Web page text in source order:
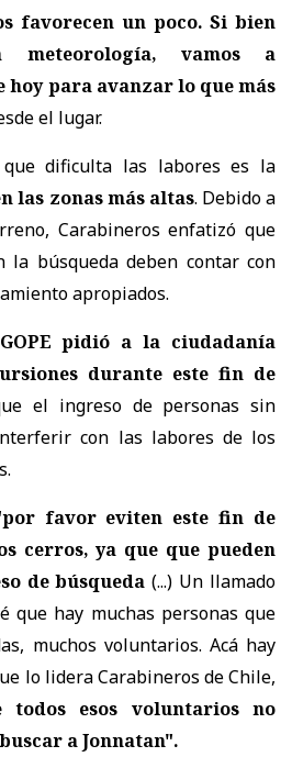
favorecen un poco. Si bien
meteorología, vamos a
hoy para avanzar lo que más
el lugar.
dificulta las labores es la
las zonas más altas. Debido a
Carabineros enfatizó que
la búsqueda deben contar con
apropiados.
GOPE pidió a la ciudadanía
durante este fin de
el ingreso de personas sin
con las labores de los
favor eviten este fin de
cerros, ya que que pueden
de búsqueda (...) Un llamado
que hay muchas personas que
muchos voluntarios. Acá hay
lo lidera Carabineros de Chile,
todos esos voluntarios no
a Jonnatan".